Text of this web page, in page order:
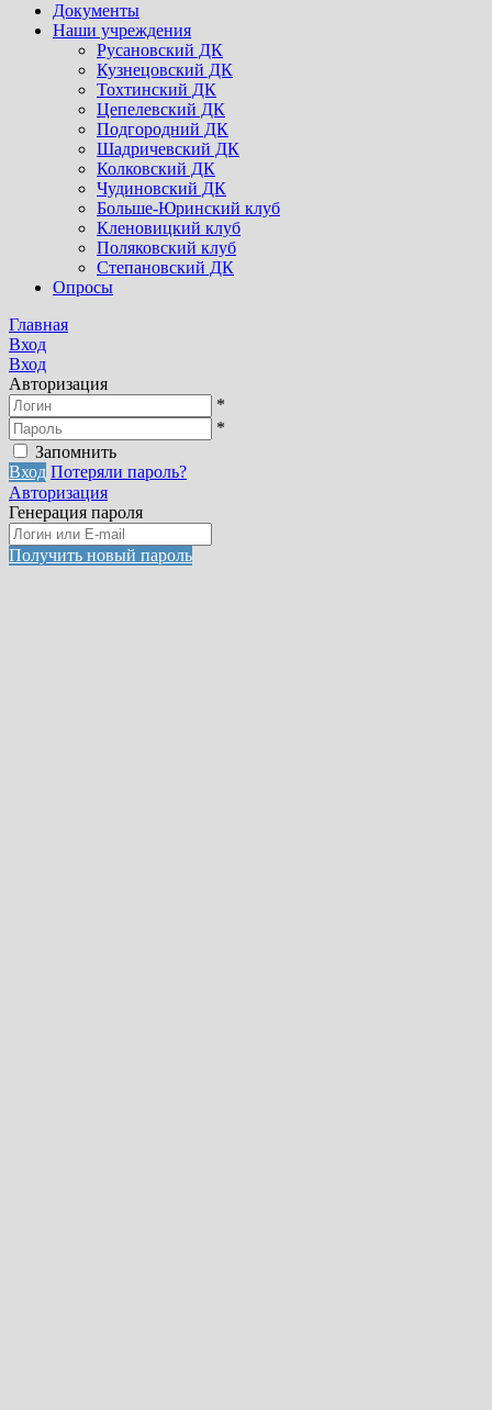
Документы
Наши учреждения
Русановский ДК
Кузнецовский ДК
Тохтинский ДК
Цепелевский ДК
Подгородний ДК
Шадричевский ДК
Колковский ДК
Чудиновский ДК
Больше-Юринский клуб
Кленовицкий клуб
Поляковский клуб
Степановский ДК
Опросы
Главная
Вход
Вход
Авторизация
*
*
Запомнить
Вход Потеряли пароль?
Авторизация
Генерация пароля
Получить новый пароль